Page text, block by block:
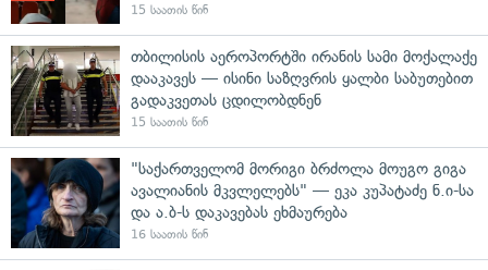
15 საათის წინ
თბილისის აეროპორტში ირანის სამი მოქალაქე
დააკავეს — ისინი საზღვრის ყალბი საბუთებით
გადაკვეთას ცდილობდნენ
15 საათის წინ
"საქართველომ მორიგი ბრძოლა მოუგო გიგა
ავალიანის მკვლელებს" — ეკა კუპატაძე ნ.ი-სა
და ა.ბ-ს დაკავებას ეხმაურება
16 საათის წინ